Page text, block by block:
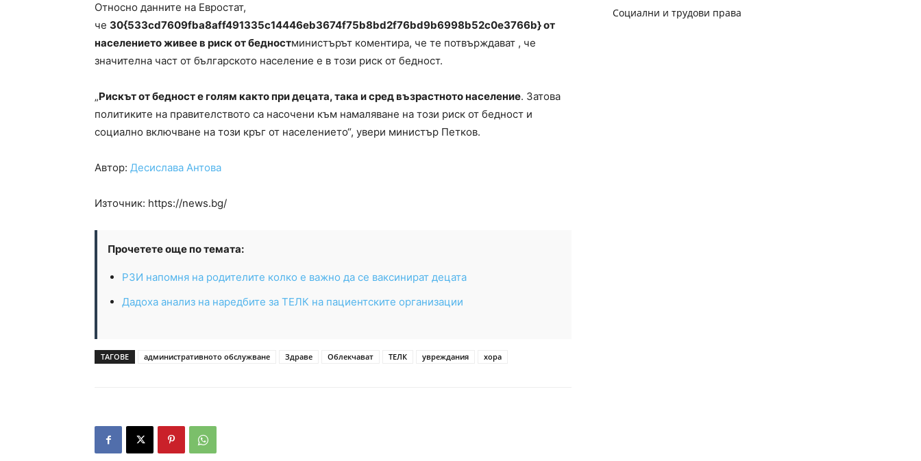
Относно данните на Евростат,
че 30{533cd7609fba8aff491335c14446eb3674f75b8bd2f76bd9b6998b52c0e3766b} от
населението живее в риск от бедностминистърът коментира, че те потвърждават , че
значителна част от българското население е в този риск от бедност.
„Рискът от бедност е голям както при децата, така и сред възрастното население. Затова
политиките на правителството са насочени към намаляване на този риск от бедност и
социално включване на този кръг от населението“, увери министър Петков.
Автор: Десислава Антова
Източник: https://news.bg/
Прочетете още по темата:
РЗИ напомня на родителите колко е важно да се ваксинират децата
Дадоха анализ на наредбите за ТЕЛК на пациентските организации
ТАГОВЕ административното обслужване Здраве Облекчават ТЕЛК увреждания хора
Социални и трудови права